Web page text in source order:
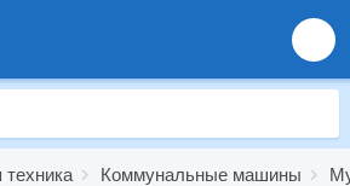
Коммунальные машины